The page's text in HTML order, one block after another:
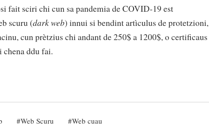
fait sciri chi cun sa pandemia de COVID-19 est
scuru (dark web) innui si bendint artìculus de protetzioni,
cun prètzius chi andant de 250$ a 1200$, o certificaus
ddu fai.
Web Scuru Web cuau